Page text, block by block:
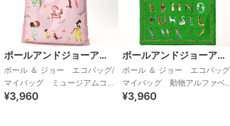
ポールアンドジョーアクセソワ
ポール ＆ ジョー エコバッグ/
マイバッグ ミュージアムコ
レクション ジプシー＆ヌネ
¥3,960
ポールアンドジョーアクセソワ
ポール ＆ ジョー エコバッ
マイバッグ 動物アルファベ
ット 【PAUL&JOE】
¥3,960